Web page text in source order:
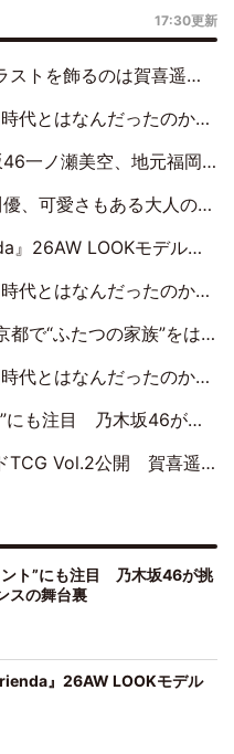
17:30更新
登場に「5年分大人になった私を見ていただけたら」
たかったな』って言ったら、夢眠ねむさんに『てめえはでんぱ組．incなんだよ！』って肩パンされて(笑)」
『めんべい25周年トップサポーター』に就任
可愛さもある大人の女性に
LOOKモデルに就任
10年ぶりのキョンシーメイクをしたら、場を完全に引かせてしまって。時代が変わったんだなって」
母”黒谷友香に見送られ、“父”松岡昌宏とはハシゴ酒
「正直、中3で辞めるというのを信じてなくて。そう言われてはいたけど、嘘でしょって」
が挑んだ書道パフォーマンスの舞台裏
香＆田村真佑が『京まふ』ステージに登壇
ント”にも注目 乃木坂46が挑
スの舞台裏
』26AW LOOKモデル